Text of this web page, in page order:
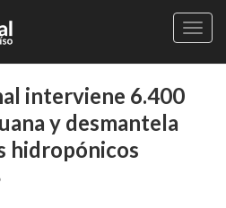
interviene 6.400
y desmantela
hidropónicos